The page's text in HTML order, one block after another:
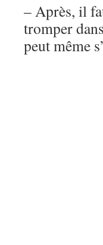
– Après, il
tromper
peut même